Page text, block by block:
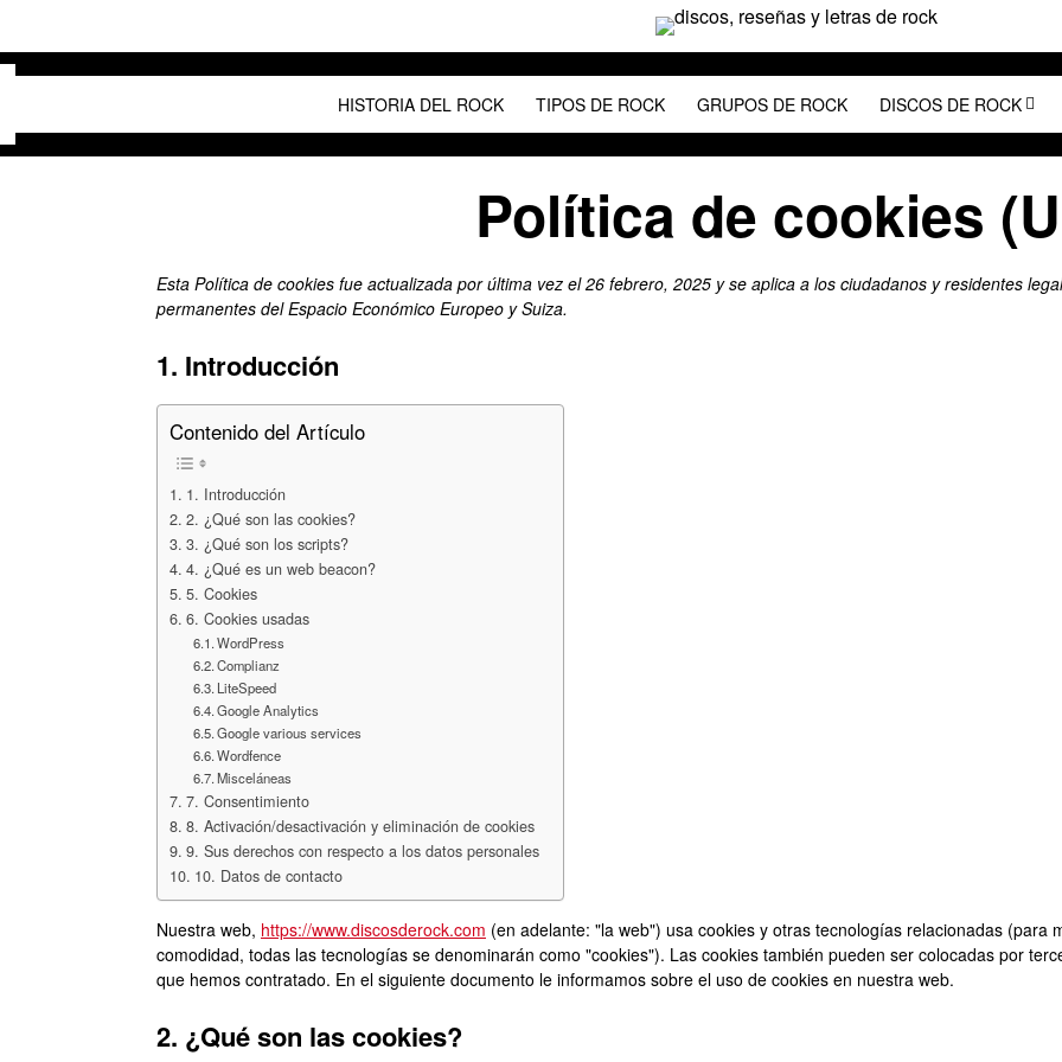
HISTORIA DEL ROCK TIPOS DE ROCK GRUPOS DE ROCK DISCOS DE ROCK
Política de cookies
Esta Política de cookies fue actualizada por última vez el 26 febrero, 2025 y se aplica a los ciudadanos y residentes
permanentes del Espacio Económico Europeo y Suiza.
1. Introducción
Contenido del Artículo
1. Introducción
2. ¿Qué son las cookies?
3. ¿Qué son los scripts?
4. ¿Qué es un web beacon?
5. Cookies
6. Cookies usadas
WordPress
Complianz
LiteSpeed
Google Analytics
Google various services
Wordfence
Misceláneas
7. Consentimiento
8. Activación/desactivación y eliminación de cookies
9. Sus derechos con respecto a los datos personales
10. Datos de contacto
Nuestra web, https://www.discosderock.com (en adelante: "la web") usa cookies y otras tecnologías relacionadas (para
comodidad, todas las tecnologías se denominarán como "cookies"). Las cookies también pueden ser colocadas por
que hemos contratado. En el siguiente documento le informamos sobre el uso de cookies en nuestra web.
2. ¿Qué son las cookies?